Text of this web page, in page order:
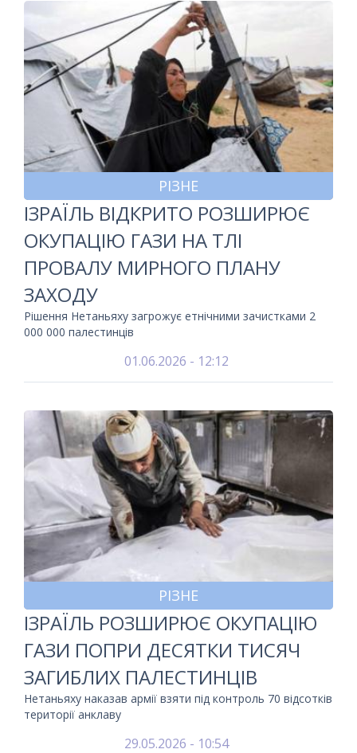
РІЗНЕ
ІЗРАЇЛЬ ВІДКРИТО РОЗШИРЮЄ
ОКУПАЦІЮ ГАЗИ НА ТЛІ
ПРОВАЛУ МИРНОГО ПЛАНУ
ЗАХОДУ
Рішення Нетаньяху загрожує етнічними зачистками 2
000 000 палестинців
01.06.2026 - 12:12
РІЗНЕ
ІЗРАЇЛЬ РОЗШИРЮЄ ОКУПАЦІЮ
ГАЗИ ПОПРИ ДЕСЯТКИ ТИСЯЧ
ЗАГИБЛИХ ПАЛЕСТИНЦІВ
Нетаньяху наказав армії взяти під контроль 70 відсотків
території анклаву
29.05.2026 - 10:54